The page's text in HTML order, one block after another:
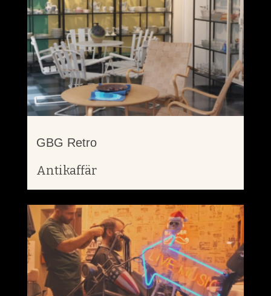
GBG Retro
Antikaffär